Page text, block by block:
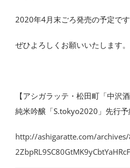
2020年4月末ごろ発売の予定です
ぜひよろしくお願いいたします。
【アシガラッテ・松田町「中沢
純米吟醸「S.tokyo2020」先行予
http://ashigaratte.com/